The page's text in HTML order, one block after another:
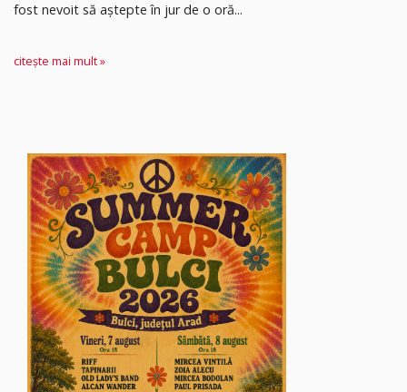
fost nevoit să aștepte în jur de o oră...
citește mai mult »